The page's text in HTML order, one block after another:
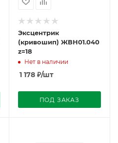
Эксцентрик
(кривошип) ЖВН01.040
z=18
Нет в наличии
1 178₽/шт
ПОД ЗАКАЗ